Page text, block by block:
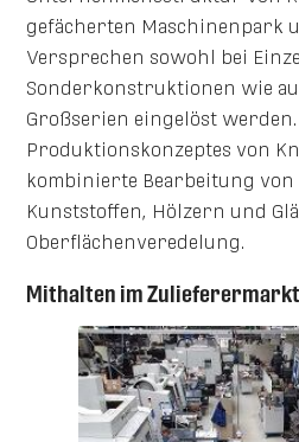
gefächerten Maschinenpark
Versprechen sowohl bei
Sonderkonstruktionen wie
Großserien eingelöst
Produktionskonzeptes von
kombinierte Bearbeitung von
Kunststoffen, Hölzern und
Oberflächenveredelung.
Mithalten im Zulieferermarkt